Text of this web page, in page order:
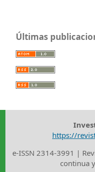
Últimas
https://
e-ISSN 2314-3991 |
continua